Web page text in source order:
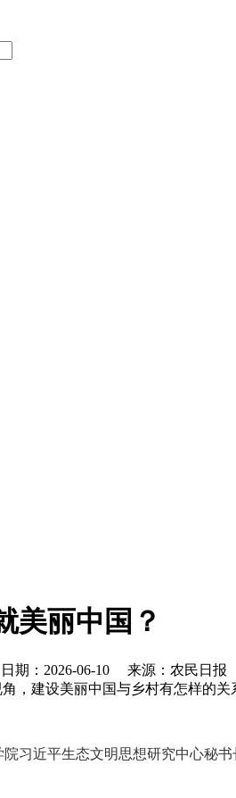
美丽中国？
日期：2026-06-10 来源：农民日报
，建设美丽中国与乡村有怎样的
近平生态文明思想研究中心秘书